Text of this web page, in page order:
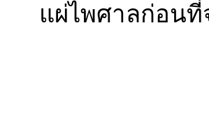
แผ่ไพศาลก่อน